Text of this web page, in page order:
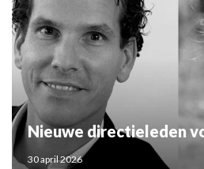
Nieuwe directieleden
30 april 2026